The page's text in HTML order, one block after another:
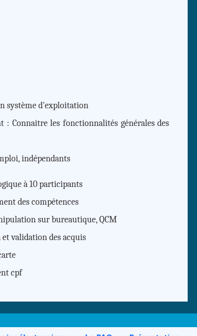
système d'exploitation
Connaitre les fonctionnalités générales des
indépendants
à 10 participants
des compétences
sur bureautique, QCM
et validation des acquis
cpf